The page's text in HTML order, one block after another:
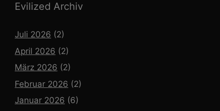
Evilized Archiv
Juli 2026 (2)
April 2026 (2)
März 2026 (2)
Februar 2026 (2)
Januar 2026 (6)